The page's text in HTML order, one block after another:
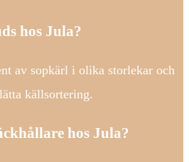
hos Jula?
av sopkärl i olika storlekar och
källsortering.
hos Jula?